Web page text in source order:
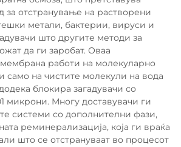
за отстранување на растворени
метали, бактерии, вируси и
што другите методи за
да ги заробат. Оваа
работи на молекуларно
само на чистите молекули на вода
блокира загадувачи со
микрони. Многу доставувачи ги
системи со дополнителни фази,
реминерализација, која ги враќа
што се отстрануваат во процесот